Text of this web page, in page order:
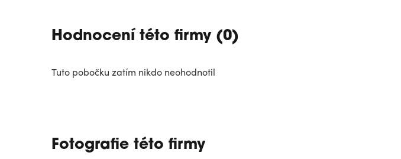
Hodnocení této firmy (0)
Tuto pobočku zatím nikdo neohodnotil
Fotografie této firmy